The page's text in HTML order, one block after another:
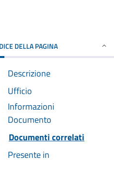
DELLA PAGINA
Descrizione
Ufficio
Informazioni
Documento
Documenti correlati
Presente in